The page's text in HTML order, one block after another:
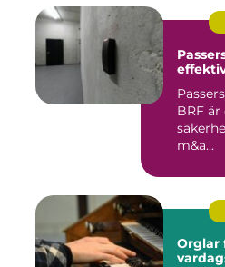
BRF
m&a...
Orglar från kyrkorum till